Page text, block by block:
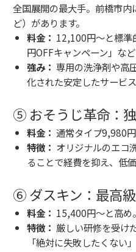
全国展開の最大手。前橋市
ど）があります。
料金： 12,100円〜と標準
円OFFキャンペーン」な
強み： 専用の洗浄剤や高
化された安定したサービ
⑤ おそうじ革命：
料金： 通常タイプ9,980円
特徴： オリジナルのエコ
ることで経費を抑え、低
⑥ ダスキン：最高
料金： 15,400円〜と高め。
特徴： 厳しい研修を受け
「絶対に失敗したくない